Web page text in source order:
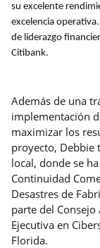
su excelente
excelencia
de liderazgo
Citibank.
Además de una
implementación
maximizar los
proyecto, Debbie
local, donde se
Continuidad
Desastres de
parte del
Ejecutiva en
Florida.